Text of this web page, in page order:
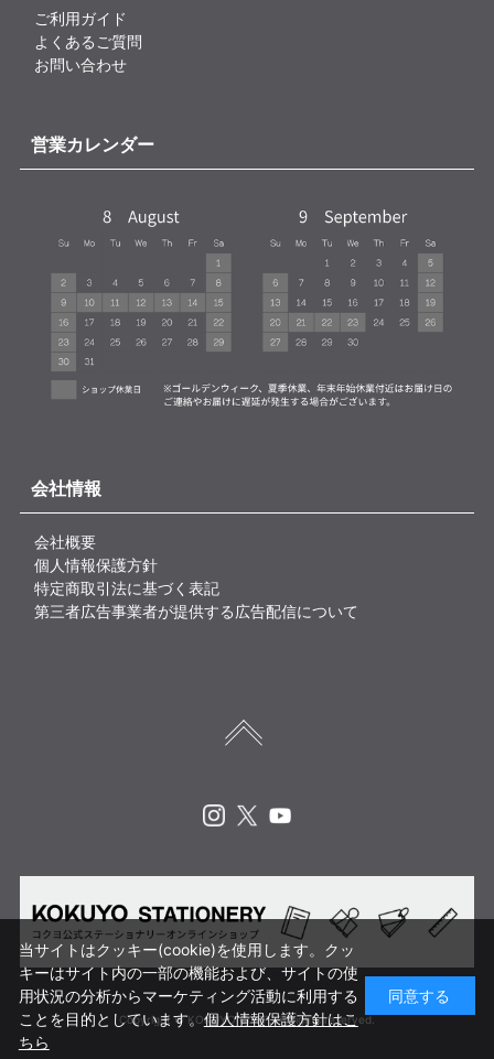
ご利用ガイド
よくあるご質問
お問い合わせ
営業カレンダー
会社情報
会社概要
個人情報保護方針
特定商取引法に基づく表記
第三者広告事業者が提供する広告配信について
Copyright © KOKUYO CORP. All rights reserved.
当サイトはクッキー(cookie)を使用します。クッ
キーはサイト内の一部の機能および、サイトの使
用状況の分析からマーケティング活動に利用する
ことを目的としています。個人情報保護方針はこ
ちら
同意する